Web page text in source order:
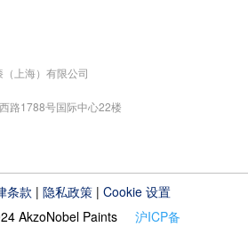
上海）有限公司
路1788号国际中心22楼
条款 |隐私政策 |Cookie 设置
AkzoNobel Paints沪ICP备